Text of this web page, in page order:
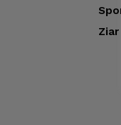
Ziar